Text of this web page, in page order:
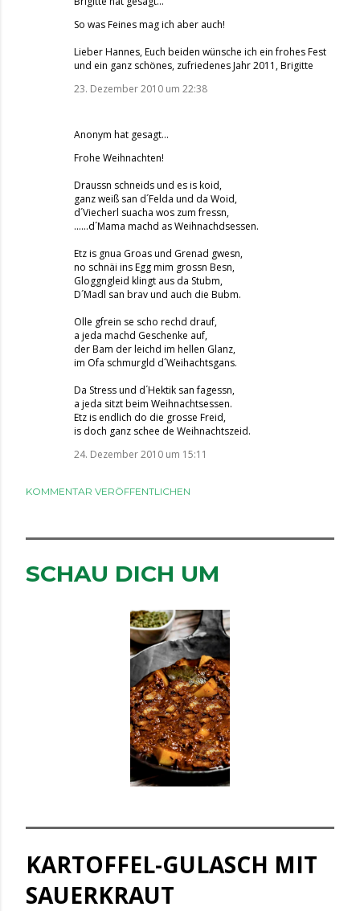
So was Feines mag ich aber auch!
Lieber Hannes, Euch beiden wünsche ich ein frohes Fest
und ein ganz schönes, zufriedenes Jahr 2011, Brigitte
23. Dezember 2010 um 22:38
Anonym hat gesagt…
Frohe Weihnachten!
Draussn schneids und es is koid,
ganz weiß san d´Felda und da Woid,
d´Viecherl suacha wos zum fressn,
......d´Mama machd as Weihnachdsessen.
Etz is gnua Groas und Grenad gwesn,
no schnäi ins Egg mim grossn Besn,
Gloggngleid klingt aus da Stubm,
D´Madl san brav und auch die Bubm.
Olle gfrein se scho rechd drauf,
a jeda machd Geschenke auf,
der Bam der leichd im hellen Glanz,
im Ofa schmurgld d´Weihachtsgans.
Da Stress und d´Hektik san fagessn,
a jeda sitzt beim Weihnachtsessen.
Etz is endlich do die grosse Freid,
is doch ganz schee de Weihnachtszeid.
24. Dezember 2010 um 15:11
KOMMENTAR VERÖFFENTLICHEN
SCHAU DICH UM
KARTOFFEL-GULASCH MIT
SAUERKRAUT